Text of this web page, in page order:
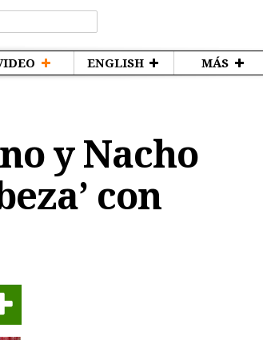
ENGLISH MÁS
y Nacho
con